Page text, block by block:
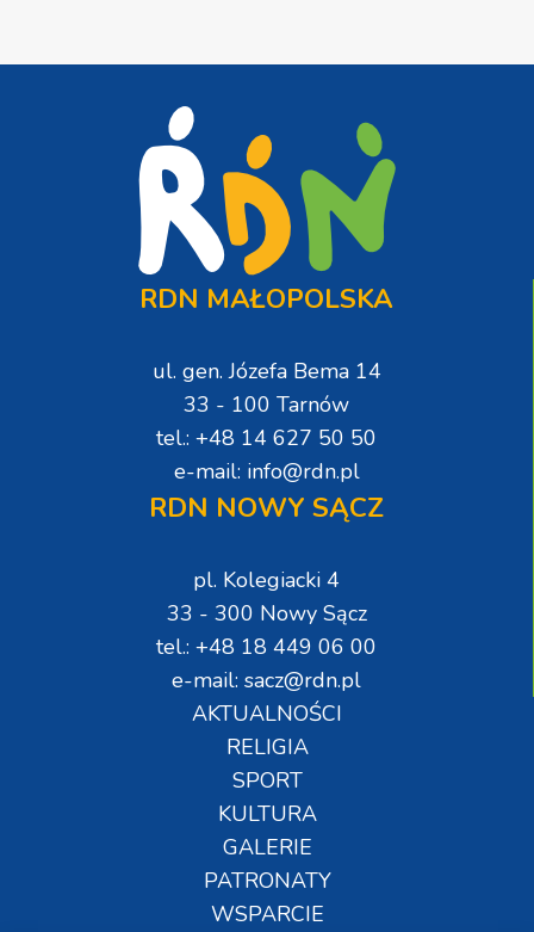
RDN MAŁOPOLSKA
ul. gen. Józefa Bema 14
33 - 100 Tarnów
tel.: +48 14 627 50 50
e-mail: info@rdn.pl
RDN NOWY SĄCZ
pl. Kolegiacki 4
33 - 300 Nowy Sącz
tel.: +48 18 449 06 00
e-mail: sacz@rdn.pl
AKTUALNOŚCI
RELIGIA
SPORT
KULTURA
GALERIE
PATRONATY
WSPARCIE